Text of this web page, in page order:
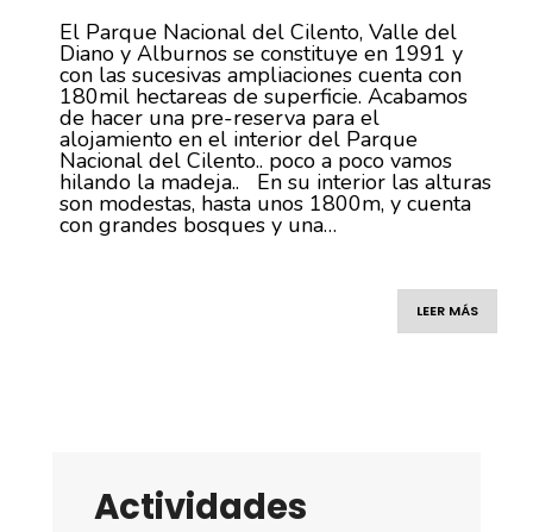
El Parque Nacional del Cilento, Valle del
Diano y Alburnos se constituye en 1991 y
con las sucesivas ampliaciones cuenta con
180mil hectareas de superficie. Acabamos
de hacer una pre-reserva para el
alojamiento en el interior del Parque
Nacional del Cilento.. poco a poco vamos
hilando la madeja.. En su interior las alturas
son modestas, hasta unos 1800m, y cuenta
con grandes bosques y una…
LEER MÁS
Actividades